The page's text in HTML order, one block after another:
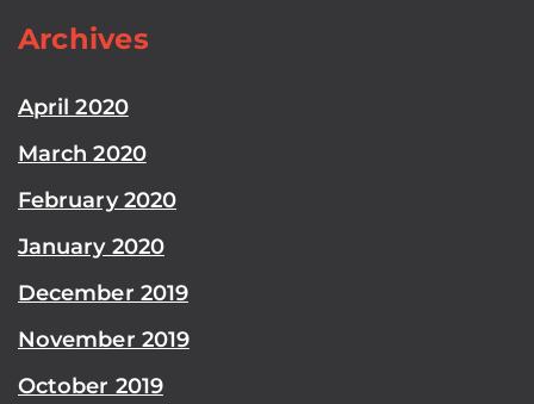
Archives
April 2020
March 2020
February 2020
January 2020
December 2019
November 2019
October 2019